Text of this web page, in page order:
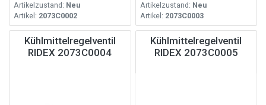
Artikelzustand: Neu
Artikel: 2073C0002
Artikelzustand: Neu
Artikel: 2073C0003
Kühlmittelregelventil
RIDEX 2073C0004
Kühlmittelregelventil
RIDEX 2073C0005